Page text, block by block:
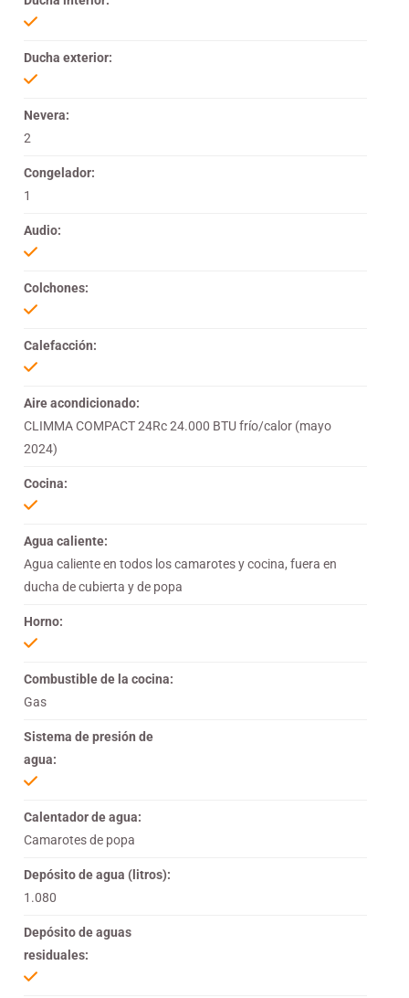
Ducha exterior:
Nevera:
2
Congelador:
1
Audio:
Colchones:
Calefacción:
Aire acondicionado:
CLIMMA COMPACT 24Rc 24.000 BTU frío/calor (mayo
2024)
Cocina:
Agua caliente:
Agua caliente en todos los camarotes y cocina, fuera en
ducha de cubierta y de popa
Horno:
Combustible de la cocina:
Gas
Sistema de presión de
agua:
Calentador de agua:
Camarotes de popa
Depósito de agua (litros):
1.080
Depósito de aguas
residuales: